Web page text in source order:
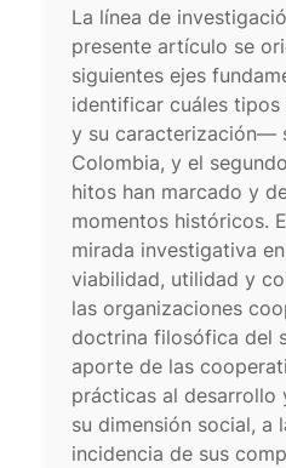
La línea de
presente artículo se
siguientes ejes
identificar cuáles
y su caracterización—
Colombia, y el
hitos han marcado y
momentos históricos.
mirada investigativa
viabilidad, utilidad y
las organizaciones
doctrina filosófica del
aporte de las
prácticas al desarrollo
su dimensión social, a
incidencia de sus